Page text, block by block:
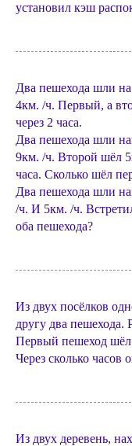
установил кэш
Два пешехода шли на
4км. /ч. Первый, а
через 2 часа.
Два пешехода шли
9км. /ч. Второй шёл
часа. Сколько шёл
Два пешехода шли
/ч. И 5км. /ч.
оба пешехода?
Из двух посёлков
другу два пешехода.
Первый пешеход шёл
Через сколько часов
Из двух деревень,